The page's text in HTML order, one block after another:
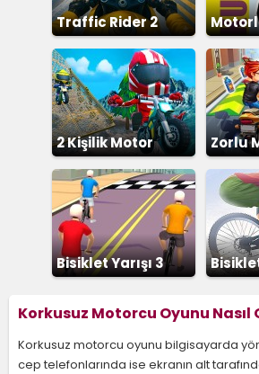
Traffic Rider 2
2 Kişilik Motor
Yarışı
Zorlu
Bisiklet Yarışı 3
Korkusuz Motorcu Oyunu Nasıl
Korkusuz motorcu oyunu bilgisayarda
cep telefonlarında ise ekranın alt